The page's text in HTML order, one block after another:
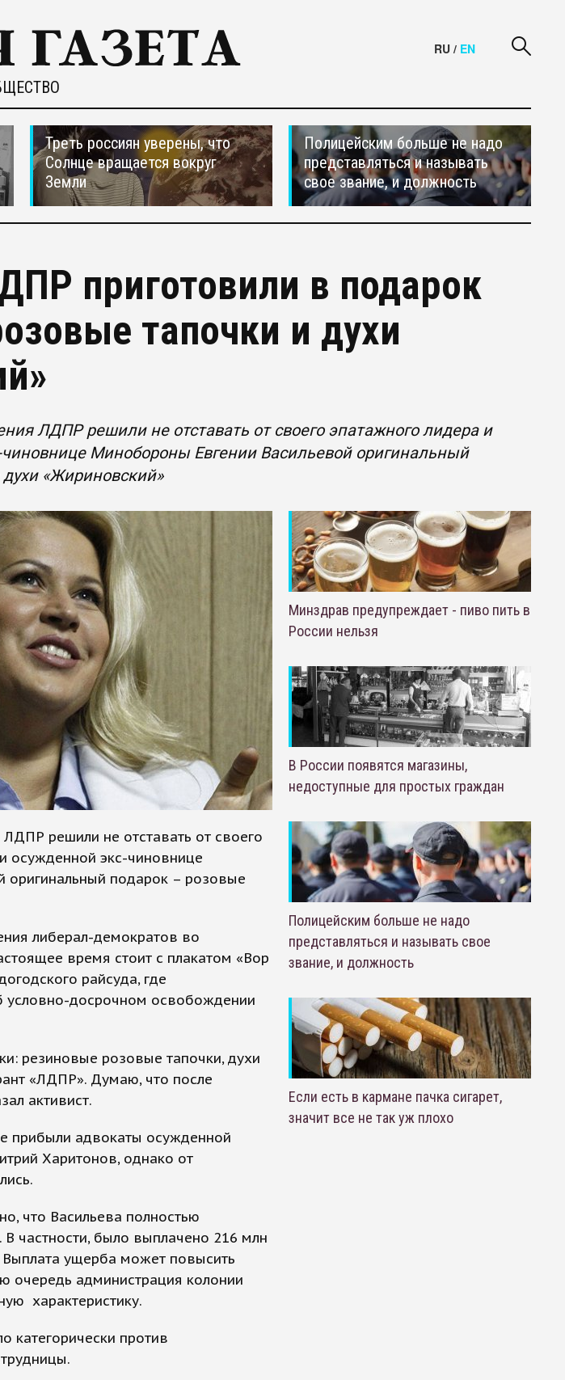
RU / EN
Треть россиян уверены, что
Солнце вращается вокруг
Земли
Полицейским больше не надо
представляться и называть
свое звание, и должность
приготовили в подарок
тапочки и духи
ЛДПР решили не отставать от своего эпатажного лидера и
Минобороны Евгении Васильевой оригинальный
«Жириновский»
решили не отставать от своего
осужденной экс-чиновнице
оригинальный подарок – розовые
либерал-демократов во
время стоит с плакатом «Вор
райсуда, где
условно-досрочном освобождении
резиновые розовые тапочки, духи
«ЛДПР». Думаю, что после
активист.
прибыли адвокаты осужденной
Харитонов, однако от
что Васильева полностью
частности, было выплачено 216 млн
Выплата ущерба может повысить
очередь администрация колонии
характеристику.
категорически против
Минздрав предупреждает - пиво пить в
России нельзя
В России появятся магазины,
недоступные для простых граждан
Полицейским больше не надо
представляться и называть свое
звание, и должность
Если есть в кармане пачка сигарет,
значит все не так уж плохо